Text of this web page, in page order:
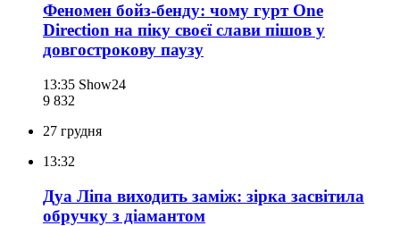
Феномен бойз-бенду: чому гурт One
Direction на піку своєї слави пішов у
довгострокову паузу
13:35 Show24
9 832
27 грудня
13:32
Дуа Ліпа виходить заміж: зірка засвітила
обручку з діамантом